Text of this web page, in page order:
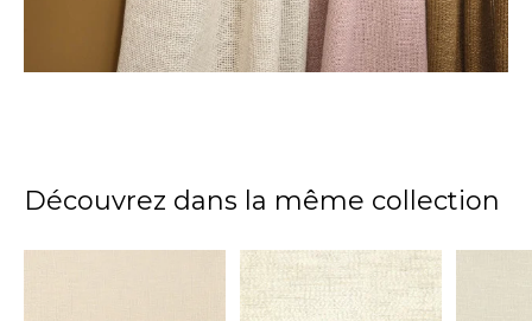
Découvrez dans la même collection